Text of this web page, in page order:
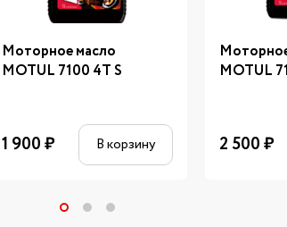
Моторное масло
MOTUL 7100 4T S
1 900₽ В корзину
MOTUL
2 500₽